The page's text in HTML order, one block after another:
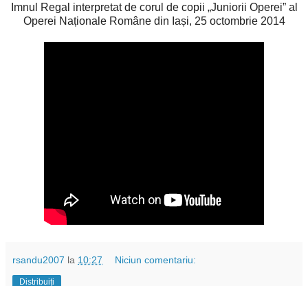
Imnul Regal interpretat de corul de copii „Juniorii Operei” al
Operei Naționale Române din Iași, 25 octombrie 2014
rsandu2007 la 10:27 Niciun comentariu:
Distribuiți